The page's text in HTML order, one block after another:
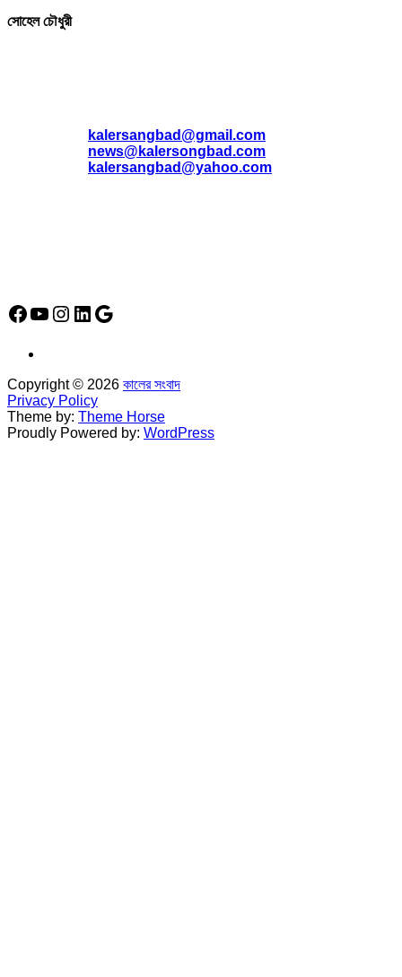
সোহেল চৌধুরী
kalersangbad@gmail.com
news@kalersongbad.com
kalersangbad@yahoo.com
Facebook
YouTube
Instagram
LinkedIn
Google
Copyright © 2026 কালের সংবাদ
Privacy Policy
Theme by: Theme Horse
Proudly Powered by: WordPress